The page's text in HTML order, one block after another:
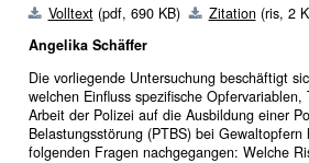
Volltext(pdf, 690 KB) Zitation(ris, 2
Angelika Schäffer
Die vorliegende Untersuchung beschäftigt
welchen Einfluss spezifische
Arbeit der Polizei auf die Ausbildung einer
Belastungsstörung (PTBS) bei
folgenden Fragen nachgegangen: Welche